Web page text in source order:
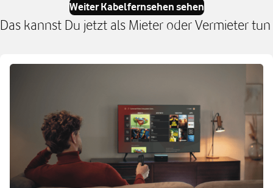
Weiter Kabelfernsehen sehen
Das kannst Du jetzt als Mieter oder Vermieter tun